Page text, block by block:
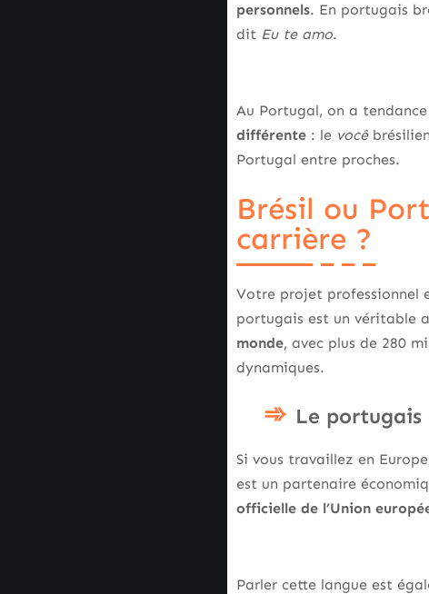
personnels. En portugais
dit Eu te amo.
Au Portugal, on a
différente : le você
Portugal entre proches.
Brésil ou
carrière ?
Votre projet professionnel
portugais est un véritable
monde, avec plus de 280
dynamiques.
Le portugais
Si vous travaillez en
est un partenaire
officielle de l’Union
Parler cette langue est